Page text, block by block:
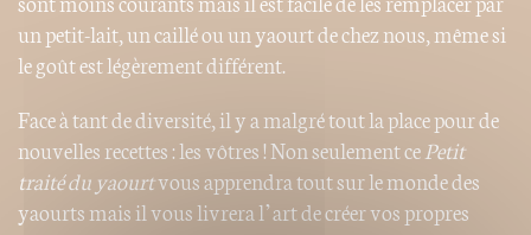
un petit-lait, un caillé ou un yaourt de chez nous, même si
le goût est légèrement différent.
Face à tant de diversité, il y a malgré tout la place pour de
nouvelles recettes : les vôtres ! Non seulement cePetit
traité du yaourtvous apprendra tout sur le monde des
yaourts mais il vous livrera l’art de créer vos propres